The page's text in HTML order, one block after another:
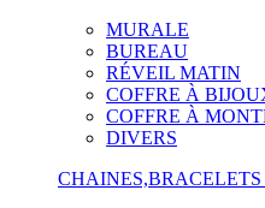
MURALE
BUREAU
RÉVEIL MATIN
COFFRE À
COFFRE À
DIVERS